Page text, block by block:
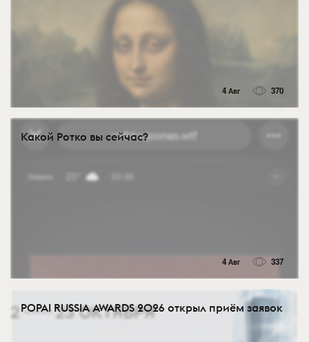
4 Авг 370
Какой Ротко вы сейчас?
4 Авг 337
POPAI RUSSIA AWARDS 2026 открыл приём заявок